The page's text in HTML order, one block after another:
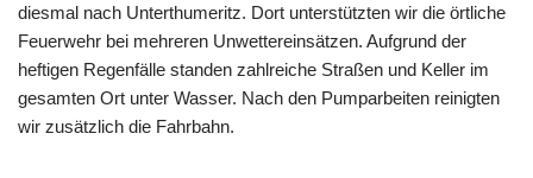
diesmal nach Unterthumeritz. Dort unterstützten wir die örtliche
Feuerwehr bei mehreren Unwettereinsätzen. Aufgrund der
heftigen Regenfälle standen zahlreiche Straßen und Keller im
gesamten Ort unter Wasser. Nach den Pumparbeiten reinigten
wir zusätzlich die Fahrbahn.